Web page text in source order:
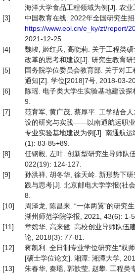
海洋大学食品工程领域为例[J]. 农
[3]
中国教育在线. 2022年全国研究生
https://www.eol.cn/e_ky/zt/report/
2021-12-25.
[4]
魏峻, 姬红兵, 高晓莉. 关于工程类
改革的思考和建议[J]. 研究生教育
[5]
国务院学位委员会教育部. 关于对
通知[Z]. 学位[2018]7号, 2018-03-
[6]
陈瑶. 电子类大学生实验基地建设
9.
[7]
范育军, 黄广茂, 蔡厚平. 工学结合
设的研究与实践——以南通航运职
专业实验基地建设为例[J]. 南通航
(1): 83-85+89.
[8]
任钢毅, 左叶. 创新型研究生导师队
022(19): 124-127.
[9]
孙洪祥, 胡冬华, 徐天岭. 新形势下
践与思考[J]. 北京邮电大学学报(社
8.
[10]
周泽龙, 陈昌来. “一体两翼”的研究
湖州师范学院学报, 2021, 43(6): 1-5.
[11]
章嫦华, 高来健. 高校创业导师队伍
论, 2018(3): 77-81.
[12]
蒋凯利. 全日制专业学位研究生“双
[硕士学位论文]. 湘潭: 湘潭大学,
[13]
朱春华, 秦瑶, 郭歆莹, 赵攀. 工程类